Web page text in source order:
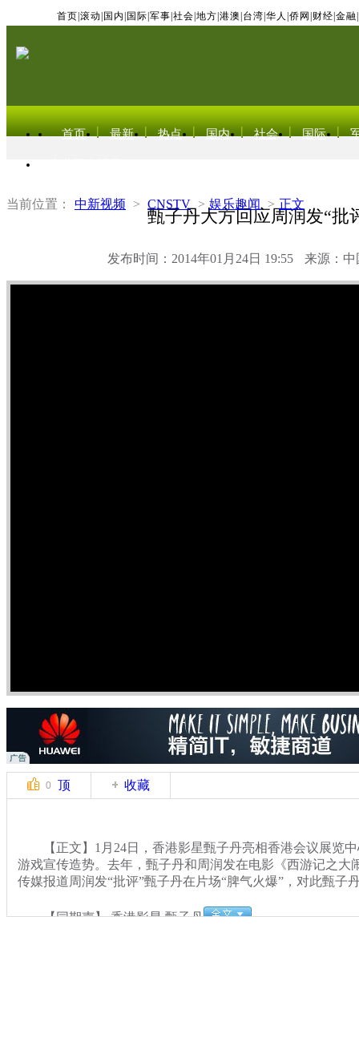
首页 滚动 国内 国际 军事 社会 地方 港澳 台湾 华人 侨网 财经 金融
首页 最新 热点 国内 社会 国际
当前位置： 中新视频 > CNSTV > 娱乐趣闻 > 正文
甄子丹大方回应周润发“批
发布时间：2014年01月24日 19:55 来源：中
0 顶 收藏
【正文】1月24日，香港影星甄子丹亮相香港会议展览中
游戏宣传造势。去年，甄子丹和周润发在电影《西游记之大
传媒报道周润发“批评”甄子丹在片场“脾气火爆”，对此甄子
【同期声】 香港影星 甄子丹